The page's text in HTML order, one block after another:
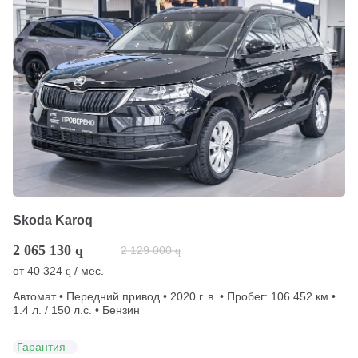
Skoda Karoq
2 065 130 q 2 129 000 q
от40 324 q / мес.
Автомат • Передний привод • 2020 г. в. • Пробег: 106 452 км •
1.4 л. / 150 л.с. • Бензин
Гарантия